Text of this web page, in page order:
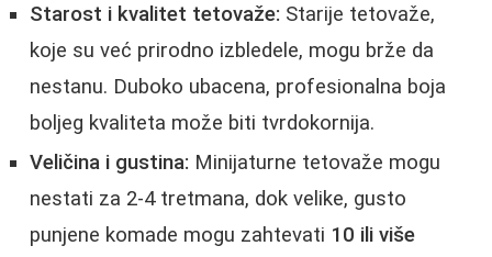
Starost i kvalitet tetovaže: Starije tetovaže,
koje su već prirodno izbledele, mogu brže da
nestanu. Duboko ubacena, profesionalna boja
boljeg kvaliteta može biti tvrdokornija.
Veličina i gustina: Minijaturne tetovaže mogu
nestati za 2-4 tretmana, dok velike, gusto
punjene komade mogu zahtevati 10 ili više